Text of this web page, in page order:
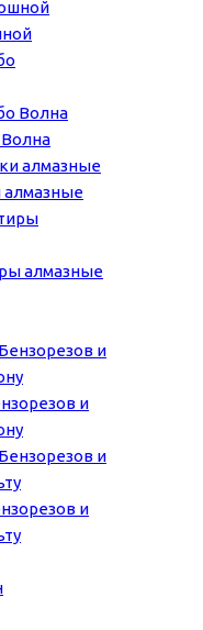
Волна
алмазные
алмазные
и
и